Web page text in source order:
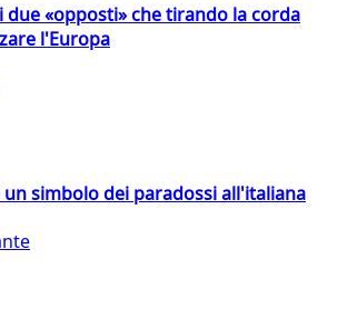
due «opposti» che tirando la corda
l'Europa
un simbolo dei paradossi all'italiana